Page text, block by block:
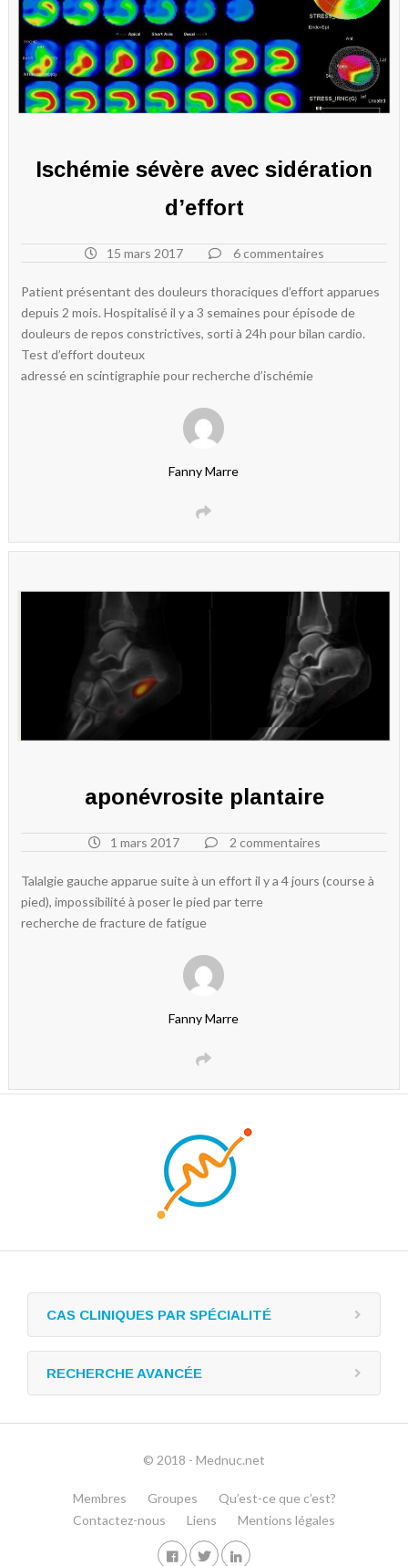
Ischémie sévère avec sidération
d’effort
15 mars 2017 6 commentaires
Patient présentant des douleurs thoraciques d’effort apparues
depuis 2 mois. Hospitalisé il y a 3 semaines pour épisode de
douleurs de repos constrictives, sorti à 24h pour bilan cardio.
Test d’effort douteux
adressé en scintigraphie pour recherche d’ischémie
Fanny Marre
aponévrosite plantaire
1 mars 2017 2 commentaires
Talalgie gauche apparue suite à un effort il y a 4 jours (course à
pied), impossibilité à poser le pied par terre
recherche de fracture de fatigue
Fanny Marre
CAS CLINIQUES PAR SPÉCIALITÉ
RECHERCHE AVANCÉE
© 2018 - Mednuc.net
Membres Groupes
Qu’est-ce que c’est?
Contactez-nous
Liens Mentions légales